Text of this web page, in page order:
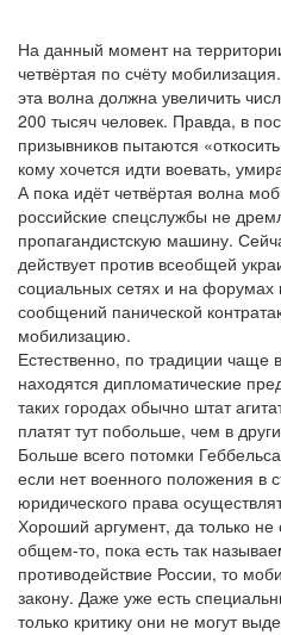
На данный момент на
четвёртая по счёту
эта волна должна увеличить
200 тысяч человек. Правда, в
призывников пытаются
кому хочется идти воевать,
А пока идёт четвёртая волна
российские спецслужбы не
пропагандистскую машину.
действует против всеобщей
социальных сетях и на форумах
сообщений панической
мобилизацию.
Естественно, по традиции чаще
находятся дипломатические
таких городах обычно штат
платят тут побольше, чем в
Больше всего потомки
если нет военного положения в
юридического права
Хороший аргумент, да только
общем-то, пока есть так
противодействие России, то
закону. Даже уже есть
только критику они не могут